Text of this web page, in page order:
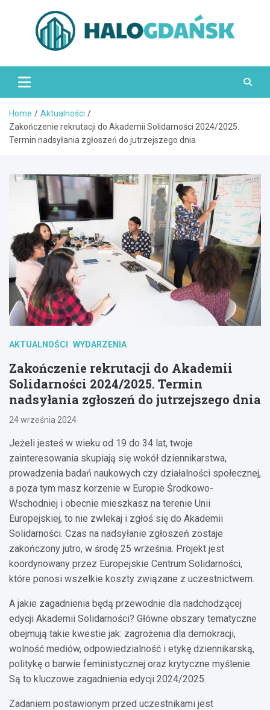
HaloGdańsk.pl
Home
Aktualności
Zakończenie rekrutacji do Akademii Solidarności 2024/2025.
Termin nadsyłania zgłoszeń do jutrzejszego dnia
AKTUALNOŚCI WYDARZENIA
Zakończenie rekrutacji do Akademii
Solidarności 2024/2025. Termin
nadsyłania zgłoszeń do jutrzejszego dnia
24 września 2024
Jeżeli jesteś w wieku od 19 do 34 lat, twoje
zainteresowania skupiają się wokół dziennikarstwa,
prowadzenia badań naukowych czy działalności społecznej,
a poza tym masz korzenie w Europie Środkowo-
Wschodniej i obecnie mieszkasz na terenie Unii
Europejskiej, to nie zwlekaj i zgłoś się do Akademii
Solidarności. Czas na nadsyłanie zgłoszeń zostaje
zakończony jutro, w środę 25 września. Projekt jest
koordynowany przez Europejskie Centrum Solidarności,
które ponosi wszelkie koszty związane z uczestnictwem.
A jakie zagadnienia będą przewodnie dla nadchodzącej
edycji Akademii Solidarności? Główne obszary tematyczne
obejmują takie kwestie jak: zagrożenia dla demokracji,
wolność mediów, odpowiedzialność i etykę dziennikarską,
politykę o barwie feministycznej oraz krytyczne myślenie.
Są to kluczowe zagadnienia edycji 2024/2025.
Zadaniem postawionym przed uczestnikami jest